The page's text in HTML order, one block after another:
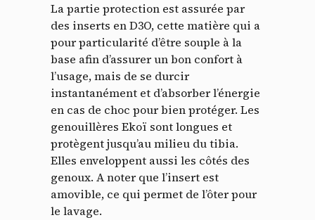
La partie protection est assurée par
des inserts en D3O, cette matière qui a
pour particularité d’être souple à la
base afin d’assurer un bon confort à
l’usage, mais de se durcir
instantanément et d’absorber l’énergie
en cas de choc pour bien protéger. Les
genouillères Ekoï sont longues et
protègent jusqu’au milieu du tibia.
Elles enveloppent aussi les côtés des
genoux. A noter que l’insert est
amovible, ce qui permet de l’ôter pour
le lavage.